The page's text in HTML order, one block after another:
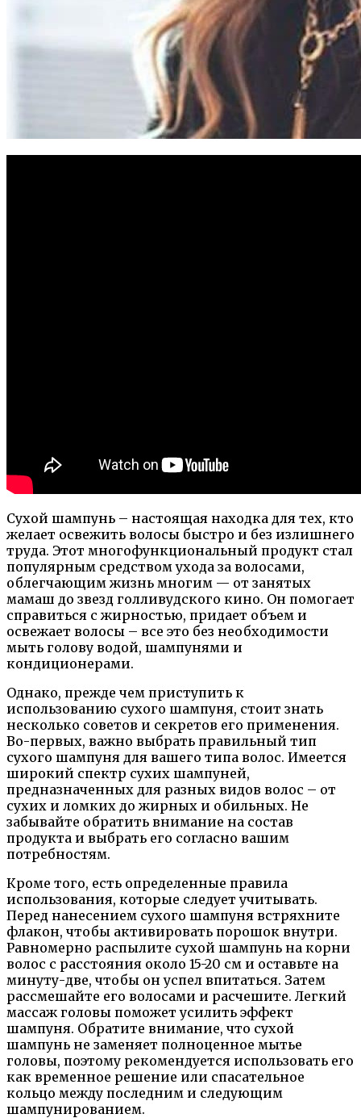
Сухой шампунь – настоящая находка для тех, кто
желает освежить волосы быстро и без излишнего
труда. Этот многофункциональный продукт стал
популярным средством ухода за волосами,
облегчающим жизнь многим — от занятых
мамаш до звезд голливудского кино. Он помогает
справиться с жирностью, придает объем и
освежает волосы – все это без необходимости
мыть голову водой, шампунями и
кондиционерами.
Однако, прежде чем приступить к
использованию сухого шампуня, стоит знать
несколько советов и секретов его применения.
Во-первых, важно выбрать правильный тип
сухого шампуня для вашего типа волос. Имеется
широкий спектр сухих шампуней,
предназначенных для разных видов волос – от
сухих и ломких до жирных и обильных. Не
забывайте обратить внимание на состав
продукта и выбрать его согласно вашим
потребностям.
Кроме того, есть определенные правила
использования, которые следует учитывать.
Перед нанесением сухого шампуня встряхните
флакон, чтобы активировать порошок внутри.
Равномерно распылите сухой шампунь на корни
волос с расстояния около 15-20 см и оставьте на
минуту-две, чтобы он успел впитаться. Затем
рассмешайте его волосами и расчешите. Легкий
массаж головы поможет усилить эффект
шампуня. Обратите внимание, что сухой
шампунь не заменяет полноценное мытье
головы, поэтому рекомендуется использовать его
как временное решение или спасательное
кольцо между последним и следующим
шампунированием.